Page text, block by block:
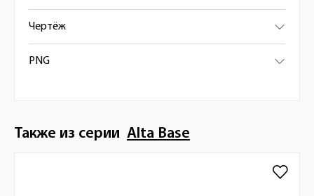
Чертёж
PNG
Также из серии Alta Base